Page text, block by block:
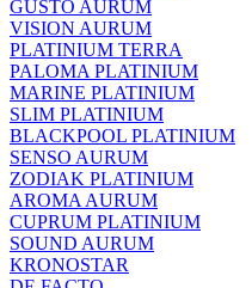
GUSTO AURUM
VISION AURUM
PLATINIUM TERRA
PALOMA PLATINIUM
MARINE PLATINIUM
SLIM PLATINIUM
BLACKPOOL PLATINIUM
SENSO AURUM
ZODIAK PLATINIUM
AROMA AURUM
CUPRUM PLATINIUM
SOUND AURUM
KRONOSTAR